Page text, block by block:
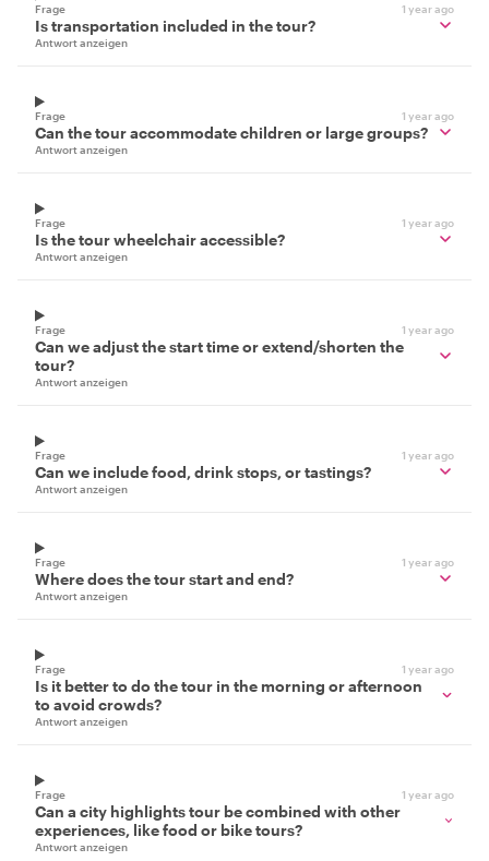
Frage 1 year ago
Is transportation included in the tour?
Antwort anzeigen
Frage 1 year ago
Can the tour accommodate children or large groups?
Antwort anzeigen
Frage 1 year ago
Is the tour wheelchair accessible?
Antwort anzeigen
Frage 1 year ago
Can we adjust the start time or extend/shorten the
tour?
Antwort anzeigen
Frage 1 year ago
Can we include food, drink stops, or tastings?
Antwort anzeigen
Frage 1 year ago
Where does the tour start and end?
Antwort anzeigen
Frage 1 year ago
Is it better to do the tour in the morning or afternoon
to avoid crowds?
Antwort anzeigen
Frage 1 year ago
Can a city highlights tour be combined with other
experiences, like food or bike tours?
Antwort anzeigen